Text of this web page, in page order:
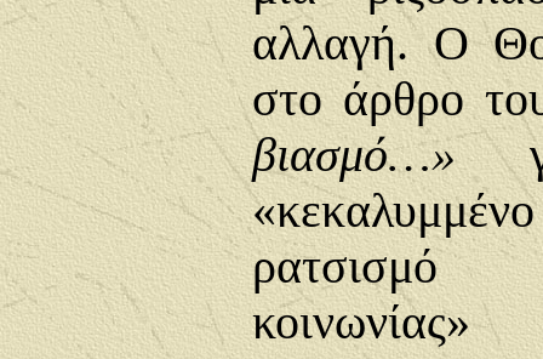
αλλαγή. Ο
στο άρθρο
βιασμό…»
ρατσισμό